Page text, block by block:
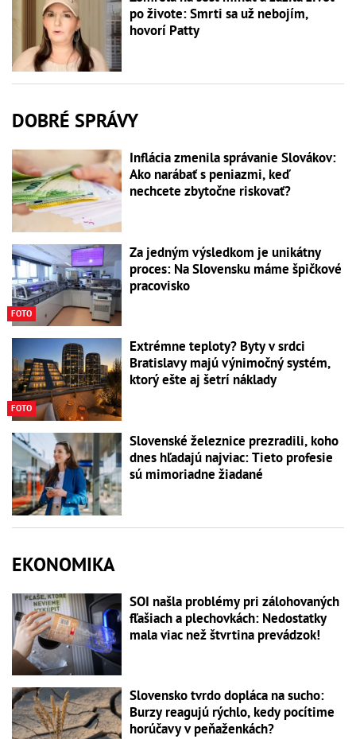
po živote: Smrti sa už nebojím,
hovorí Patty
DOBRÉ SPRÁVY
Inflácia zmenila správanie Slovákov:
Ako narábať s peniazmi, keď
nechcete zbytočne riskovať?
FOTO
Za jedným výsledkom je unikátny
proces: Na Slovensku máme špičkové
pracovisko
FOTO
Extrémne teploty? Byty v srdci
Bratislavy majú výnimočný systém,
ktorý ešte aj šetrí náklady
Slovenské železnice prezradili, koho
dnes hľadajú najviac: Tieto profesie
sú mimoriadne žiadané
EKONOMIKA
SOI našla problémy pri zálohovaných
fľašiach a plechovkách: Nedostatky
mala viac než štvrtina prevádzok!
Slovensko tvrdo dopláca na sucho:
Burzy reagujú rýchlo, kedy pocítime
horúčavy v peňaženkách?